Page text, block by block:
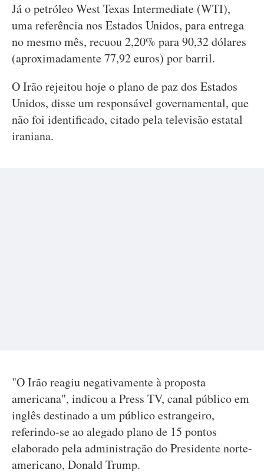
Já o petróleo West Texas Intermediate (WTI),
uma referência nos Estados Unidos, para entrega
no mesmo mês, recuou 2,20% para 90,32 dólares
(aproximadamente 77,92 euros) por barril.
O Irão rejeitou hoje o plano de paz dos Estados
Unidos, disse um responsável governamental, que
não foi identificado, citado pela televisão estatal
iraniana.
"O Irão reagiu negativamente à proposta
americana", indicou a Press TV, canal público em
inglês destinado a um público estrangeiro,
referindo-se ao alegado plano de 15 pontos
elaborado pela administração do Presidente norte-
americano, Donald Trump.